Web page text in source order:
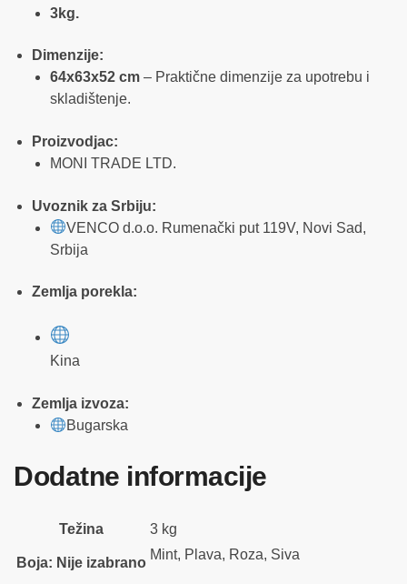
3kg.
Dimenzije:
64x63x52 cm – Praktične dimenzije za upotrebu i
skladištenje.
Proizvodjac:
MONI TRADE LTD.
Uvoznik za Srbiju:
VENCO d.o.o. Rumenački put 119V, Novi Sad,
Srbija
Zemlja porekla:
Kina
Zemlja izvoza:
Bugarska
Dodatne informacije
Težina 3 kg
Boja: Nije izabrano
Mint, Plava, Roza, Siva